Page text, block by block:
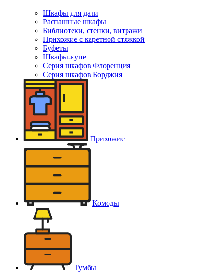
Шкафы для дачи
Распашные шкафы
Библиотеки, стенки, витражи
Прихожие с каретной стяжкой
Буфеты
Шкафы-купе
Серия шкафов Флоренция
Серия шкафов Борджия
Прихожие
Комоды
Тумбы